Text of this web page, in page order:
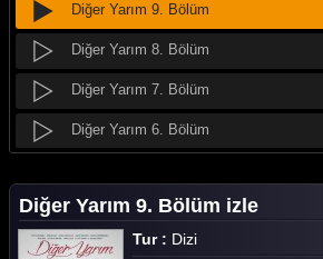
Diğer Yarım 9. Bölüm
Diğer Yarım 8. Bölüm
Diğer Yarım 7. Bölüm
Diğer Yarım 6. Bölüm
Diğer Yarım 4. Bölüm
Diğer Yarım 3. Bölüm
Diğer Yarım 9. Bölüm izle
Tur : Dizi